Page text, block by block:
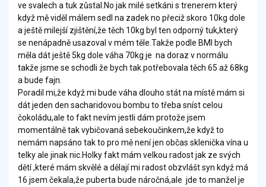
ve svalech a tuk zůstal.No jak milé setkáni s trenerem který
když mě viděl málem sedl na zadek no přeciž skoro 10kg dole
a ještě milejší zjištění,že těch 10kg byl ten odporný tuk,který
se nenápadně usazoval v mém těle.Takže podle BMI bych
měla dát ještě 5kg dole váha 70kg je na doraz v normálu
takže jsme se schodli že bych tak potřebovala těch 65 až 68kg
a bude fajn.
Poradil mi,že když mi bude váha dlouho stát na místě mám si
dát jeden den sacharidovou bombu to třeba sníst celou
čokoládu,ale to fakt nevím jestli dám protože jsem
momentálně tak vybičovaná sebekoučinkem,že když to
nemám napsáno tak to pro mě není jen občas sklenička vína u
telky ale jinak nic.Holky fakt mám velkou radost jak ze svých
dětí ,které mám skvělé a dělají mi radost obzvlášt syn když má
16 jsem čekala,že puberta bude náročná,ale jde to manžel je